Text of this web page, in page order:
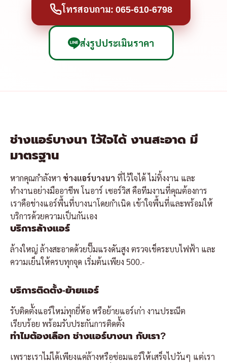
โทรสอบถาม: 065-610-6798
ส่งรูปประเมินราคา
ช่างแอร์บางนา ไว้ใจได้ งานสะอาด มี
มาตรฐาน
หากคุณกำลังหา ช่างแอร์บางนา ที่ไว้ใจได้ ไม่ทิ้งงาน และ
ทำงานอย่างมืออาชีพ โนอาร์ เซอร์วิส คือทีมงานที่คุณต้องการ
เราคือช่างแอร์พื้นที่บางนาโดยกำเนิด เข้าใจพื้นที่และพร้อมให้
บริการด้วยความเป็นกันเอง
บริการล้างแอร์
ล้างใหญ่ ล้างสะอาดด้วยปั๊มแรงดันสูง ตรวจเช็คระบบไฟฟ้า และ
ความเย็นให้ครบทุกจุด เริ่มต้นเพียง 500.-
บริการติดตั้ง-ย้ายแอร์
รับติดตั้งแอร์ใหม่ทุกยี่ห้อ หรือย้ายแอร์เก่า งานประณีต
เรียบร้อย พร้อมรับประกันการติดตั้ง
ทำไมต้องเลือก ช่างแอร์บางนา กับเรา?
เพราะเราไม่ได้เพียงแค่ล้างหรือซ่อมแอร์ให้เสร็จไปวันๆ แต่เรา